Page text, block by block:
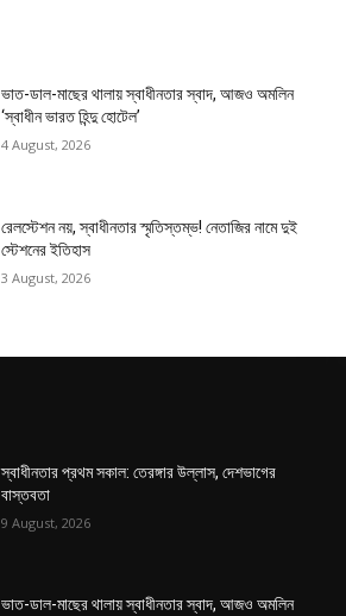
ভাত-ডাল-মাছের থালায় স্বাধীনতার স্বাদ, আজও অমলিন
‘স্বাধীন ভারত হিন্দু হোটেল’
4 August, 2026
রেলস্টেশন নয়, স্বাধীনতার স্মৃতিস্তম্ভ! নেতাজির নামে দুই
স্টেশনের ইতিহাস
3 August, 2026
স্বাধীনতার প্রথম সকাল: তেরঙ্গার উল্লাস, দেশভাগের
বাস্তবতা
9 August, 2026
ভাত-ডাল-মাছের থালায় স্বাধীনতার স্বাদ, আজও অমলিন